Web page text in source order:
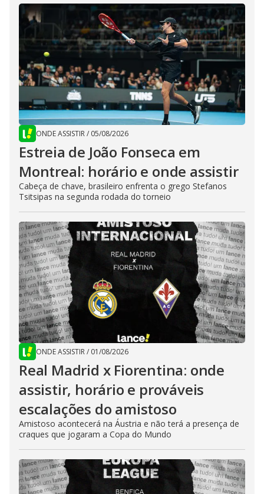
ONDE ASSISTIR/ 05/08/2026
Estreia de João Fonseca em
Montreal: horário e onde assistir
Cabeça de chave, brasileiro enfrenta o grego Stefanos
Tsitsipas na segunda rodada do torneio
ONDE ASSISTIR/ 01/08/2026
Real Madrid x Fiorentina: onde
assistir, horário e prováveis
escalações do amistoso
Amistoso acontecerá na Áustria e não terá a presença de
craques que jogaram a Copa do Mundo